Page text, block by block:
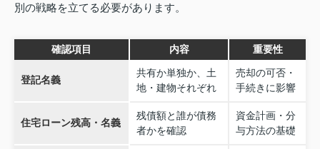
別の戦略を立てる必要があります。
確認項目 内容 重要性
登記名義
共有か単独か、土
地・建物それぞれ
売却の可否・
手続きに影響
住宅ローン残高・名義
残債額と誰が債務
者かを確認
資金計画・分
与方法の基礎